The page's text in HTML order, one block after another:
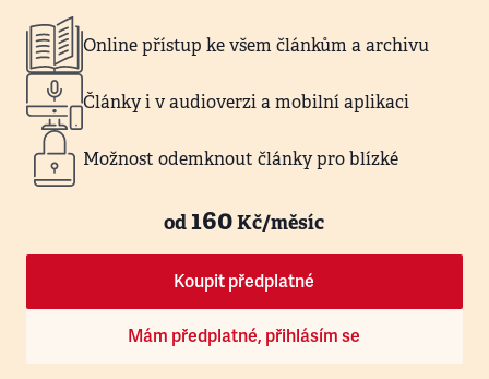
Online přístup ke všem článkům a archivu
Články i v audioverzi a mobilní aplikaci
Možnost odemknout články pro blízké
od160Kč/měsíc
Koupit předplatné
Mám předplatné, přihlásím se